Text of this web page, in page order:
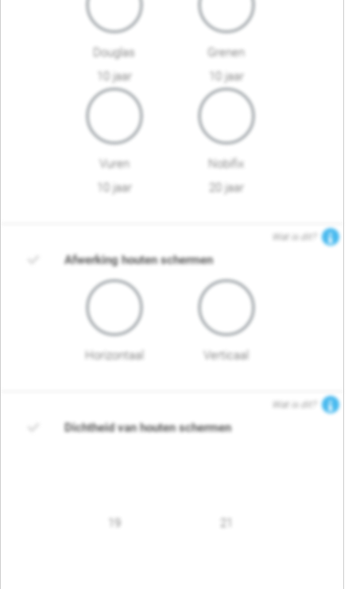
Douglas
10 jaar
Grenen
10 jaar
Vuren
10 jaar
Nobifix
20 jaar
Wat is dit?
Afwerking houten schermen
Horizontaal Verticaal
Wat is dit?
Dichtheid van houten schermen
19